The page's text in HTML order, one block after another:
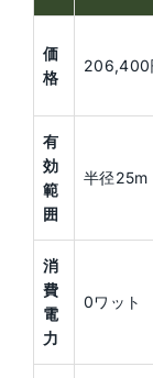
価
格
206,400
有
効
範
囲
半径25m
消
費
電
力
0ワット